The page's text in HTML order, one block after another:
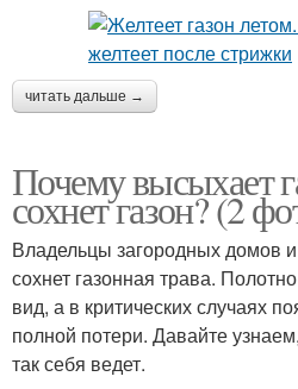
читать дальше →
Почему высыхает
сохнет газон? (2
Владельцы загородных домов
сохнет газонная трава.
вид, а в критических случаях
полной потери. Давайте
так себя ведет.